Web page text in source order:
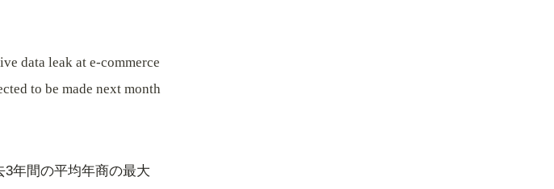
data leak at e-commerce
to be made next month
年間の平均年商の最大